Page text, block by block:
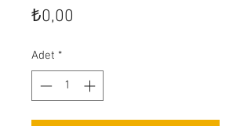
₺0,00
Adet *